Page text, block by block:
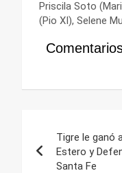
Priscila Soto
(Pio XI), Selene
de
Tigre le ganó
Estero y
Santa Fe